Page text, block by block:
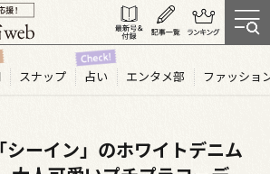
スナップ 占い エンタメ部 ファッショ
シーイン」のホワイトデニム